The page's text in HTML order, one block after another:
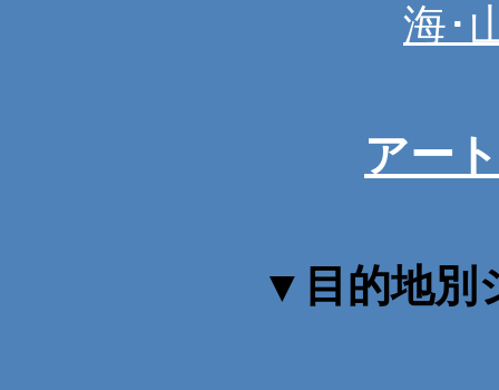
海･
アー
▼ 目的地